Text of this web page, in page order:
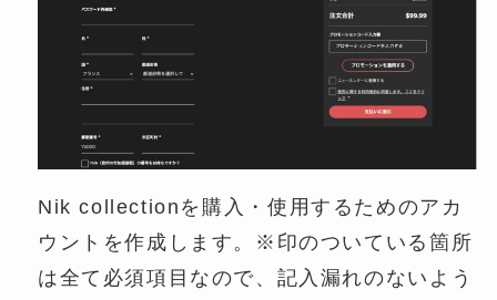
Nik collectionを購入・使用するためのアカ
ウントを作成します。※印のついている箇所
は全て必須項目なので、記入漏れのないよう